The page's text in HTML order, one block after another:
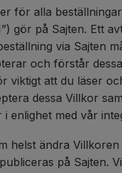
för alla
gör på Sajten. Ett
via Sajten
och förstår
viktigt att du läser
dessa Villkor
enlighet med vår
helst ändra
på Sajten.